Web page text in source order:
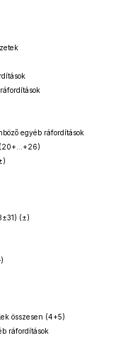
egyéb ráfordítások
(±)
összesen (4+5)
ráfordítások